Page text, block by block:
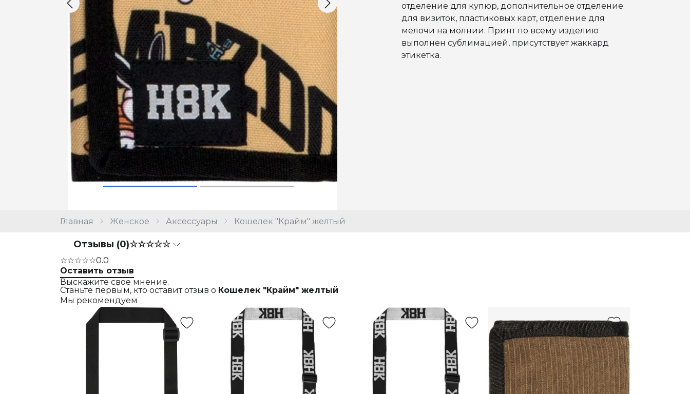
Главная Женское Аксессуары Кошелек "Крайм" желтый
отделение для купюр, дополнительное отделение
для визиток, пластиковых карт, отделение для
мелочи на молнии. Принт по всему изделию
выполнен сублимацией, присутствует жаккард
этикетка.
Отзывы (0)☆☆☆☆☆
☆☆☆☆☆0.0
Оставить отзыв
Выскажите свое мнение.
Станьте первым, кто оставит отзыв о Кошелек "Крайм" желтый
Мы рекомендуем